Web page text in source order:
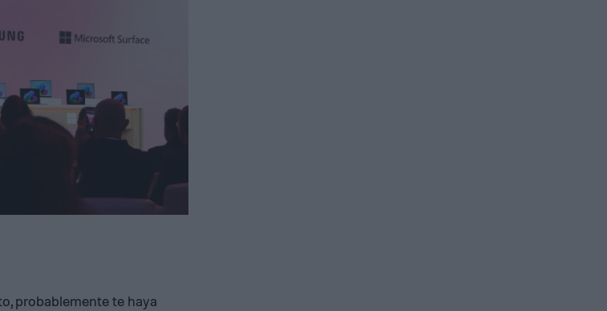
probablemente te haya